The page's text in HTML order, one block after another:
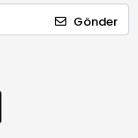
Gönder